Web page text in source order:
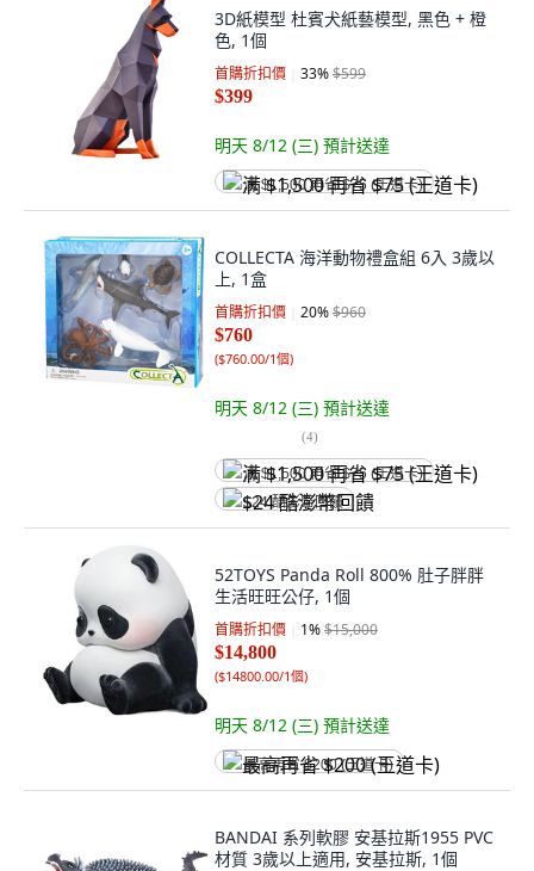
3D紙模型 杜賓犬紙藝模型, 黑色 + 橙
色, 1個
首購折扣價 33%$599
$399
明天 8/12 (三) 預計送達
满 $1,500 再省 $75 (王道卡)
COLLECTA 海洋動物禮盒組 6入 3歲以
上, 1盒
首購折扣價 20%$960
$760
($760.00/1個)
明天 8/12 (三) 預計送達
(4)
满 $1,500 再省 $75 (王道卡)
$24 酷澎幣回饋
52TOYS Panda Roll 800% 肚子胖胖
生活旺旺公仔, 1個
首購折扣價 1%$15,000
$14,800
($14800.00/1個)
明天 8/12 (三) 預計送達
最高再省 $200 (王道卡)
BANDAI 系列軟膠 安基拉斯1955 PVC
材質 3歲以上適用, 安基拉斯, 1個